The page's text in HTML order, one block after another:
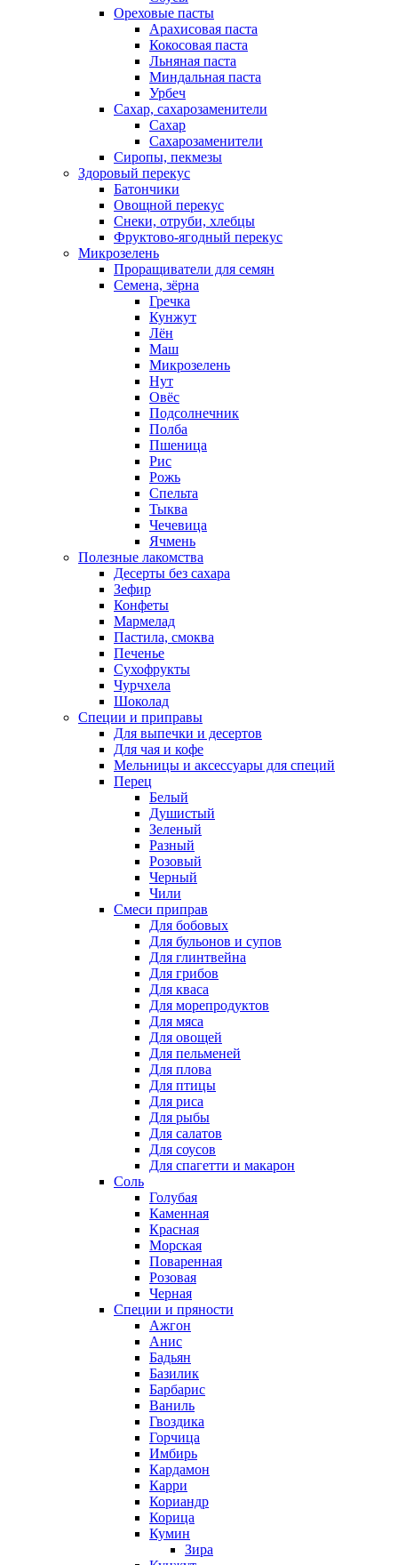
Ореховые пасты
Арахисовая паста
Кокосовая паста
Льняная паста
Миндальная паста
Урбеч
Сахар, сахарозаменители
Сахар
Сахарозаменители
Сиропы, пекмезы
Здоровый перекус
Батончики
Овощной перекус
Снеки, отруби, хлебцы
Фруктово-ягодный перекус
Микрозелень
Проращиватели для семян
Семена, зёрна
Гречка
Кунжут
Лён
Маш
Микрозелень
Нут
Овёс
Подсолнечник
Полба
Пшеница
Рис
Рожь
Спельта
Тыква
Чечевица
Ячмень
Полезные лакомства
Десерты без сахара
Зефир
Конфеты
Мармелад
Пастила, смоква
Печенье
Сухофрукты
Чурчхела
Шоколад
Специи и приправы
Для выпечки и десертов
Для чая и кофе
Мельницы и аксессуары для специй
Перец
Белый
Душистый
Зеленый
Разный
Розовый
Черный
Чили
Смеси приправ
Для бобовых
Для бульонов и супов
Для глинтвейна
Для грибов
Для кваса
Для морепродуктов
Для мяса
Для овощей
Для пельменей
Для плова
Для птицы
Для риса
Для рыбы
Для салатов
Для соусов
Для спагетти и макарон
Соль
Голубая
Каменная
Красная
Морская
Поваренная
Розовая
Черная
Специи и пряности
Ажгон
Анис
Бадьян
Базилик
Барбарис
Ваниль
Гвоздика
Горчица
Имбирь
Кардамон
Карри
Кориандр
Корица
Кумин
Зира